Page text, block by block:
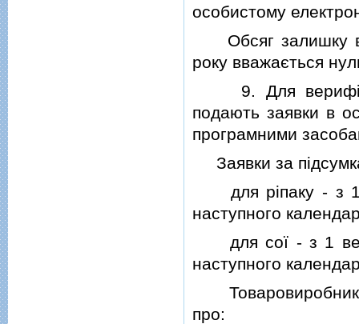
особистому
Обсяг залишку
року вважається
9. Для
подають заявки в
програмними
Заявки за
для рiпаку - з 1
наступного
для сої - з 1
наступного
про: